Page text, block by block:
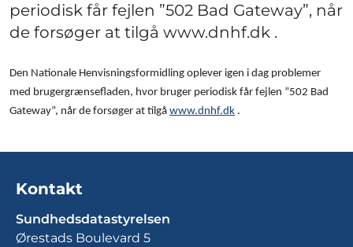
periodisk får fejlen ”502 Bad Gateway”, når
de forsøger at tilgå www.dnhf.dk .
Den Nationale Henvisningsformidling oplever igen i dag problemer
med brugergrænsefladen, hvor bruger periodisk får fejlen ”502 Bad
Gateway”, når de forsøger at tilgå www.dnhf.dk .
Kontakt
Sundhedsdatastyrelsen
Ørestads Boulevard 5